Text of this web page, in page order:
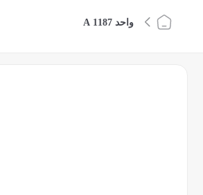
واحد 1187 A